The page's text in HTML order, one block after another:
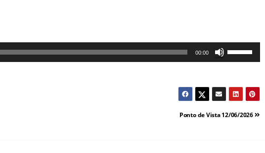
00:00
Use
as
cima/baixo
Ponto de Vista 12/06/2026